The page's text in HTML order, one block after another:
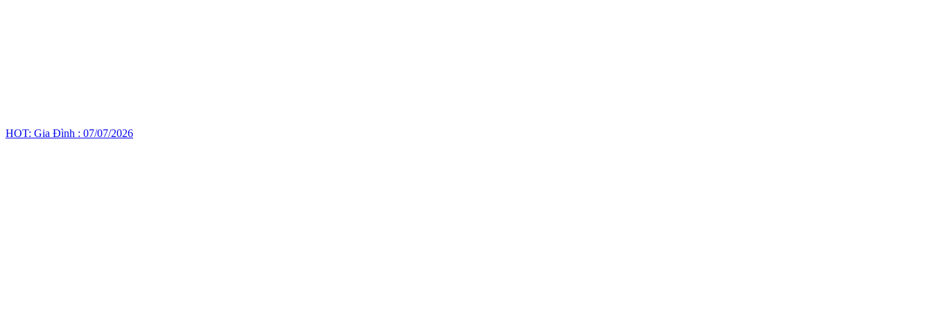
HOT: Gia Đình : 07/07/2026